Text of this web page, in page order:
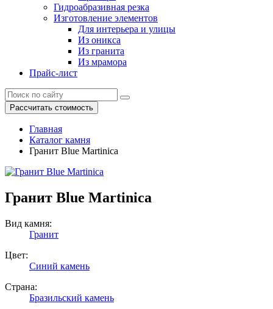
Гидроабразивная резка
Изготовление элементов
Для интерьера и улицы
Из оникса
Из гранита
Из мрамора
Прайс-лист
Рассчитать стоимость
Главная
Каталог камня
Гранит Blue Martinica
Гранит Blue Martinica
Вид камня:
Гранит
Цвет:
Синий камень
Страна:
Бразильский камень